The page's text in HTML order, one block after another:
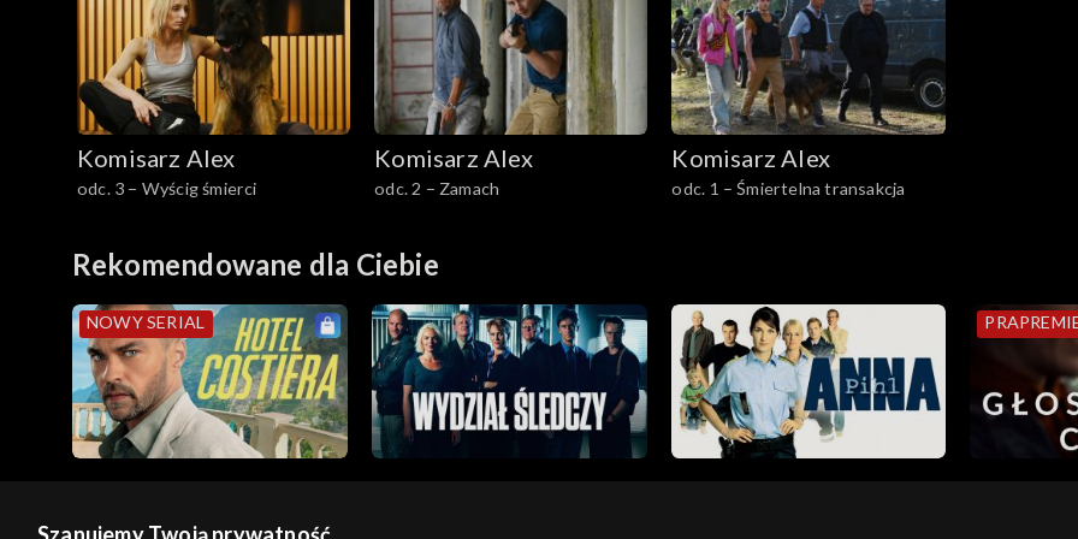
Sezon 16
Sezon 15
Sezon 14
Sezon 12
Sezon 11
Sezon 10
Komisarz Alex
odc. 3 – Wyścig śmierci
Komisarz Alex
odc. 2 – Zamach
Komisarz Alex
odc. 1 – Śmiertelna transakcja
Rekomendowane dla Ciebie
NOWY SERIAL